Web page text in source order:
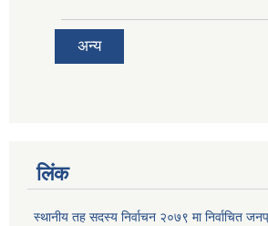
अन्य
लिंक
स्थानीय तह सदस्य निर्वाचन २०७९ मा निर्वाचित